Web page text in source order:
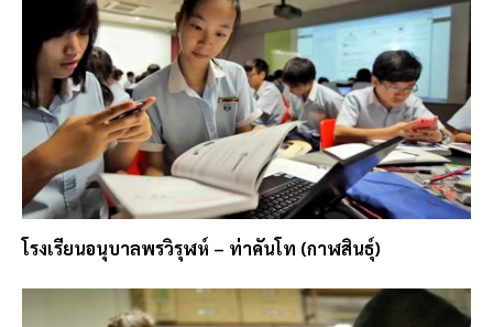
โรงเรียนอนุบาลพรวิรุฬห์ – ท่าคันโท (กาฬสินธุ์)